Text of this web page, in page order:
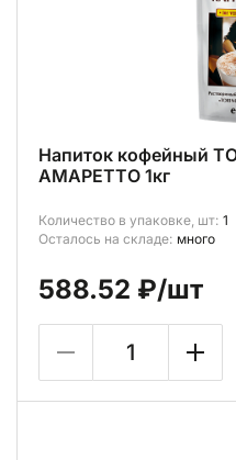
Напиток кофейный
АМАРЕТТО 1кг
Количество в упаковке, шт: 1
Осталось на складе: много
588.52 ₽/шт